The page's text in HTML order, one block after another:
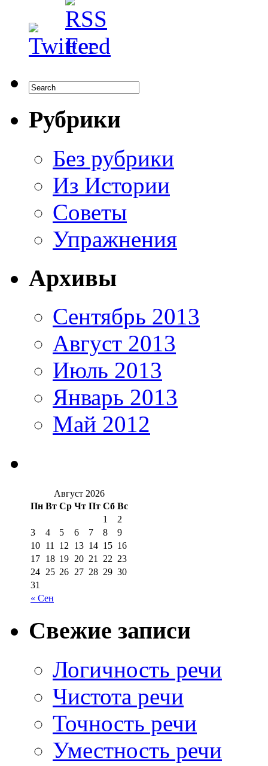
Рубрики
Без рубрики
Из Истории
Советы
Упражнения
Архивы
Сентябрь 2013
Август 2013
Июль 2013
Январь 2013
Май 2012
Август 2026
Пн Вт Ср Чт Пт Сб Вс
« Сен
1
2
3
4 5 6 7 8
9
10 11 12 13 14 15 16
17 18 19 20 21 22 23
24 25 26 27 28 29 30
31
Свежие записи
Логичность речи
Чистота речи
Точность речи
Уместность речи